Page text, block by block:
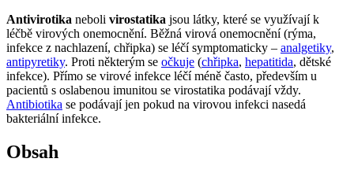
Antivirotika neboli virostatika jsou látky, které se využívají k
léčbě virových onemocnění. Běžná virová onemocnění (rýma,
infekce z nachlazení, chřipka) se léčí symptomaticky – analgetiky,
antipyretiky. Proti některým se očkuje (chřipka, hepatitida, dětské
infekce). Přímo se virové infekce léčí méně často, především u
pacientů s oslabenou imunitou se virostatika podávají vždy.
Antibiotika se podávají jen pokud na virovou infekci nasedá
bakteriální infekce.
Obsah